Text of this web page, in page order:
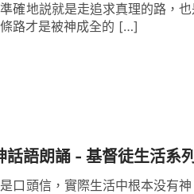
確地説就是走追求真理的路，
路才是被神成全的 […]
話語朗誦 - 基督徒生活系
口頭信，實際生活中根本没有